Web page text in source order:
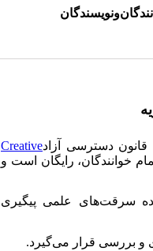
قانون دسترسی آزادCreative
خوانندگان، رایگان است و
سرقت‌های علمی پیگیری
و بررسی قرار می‌گیرد.